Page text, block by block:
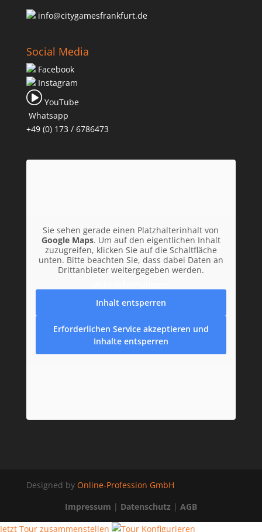
info@citygamesfrankfurt.de
Social Media
Facebook
Instagram
YouTube
Whatsapp
+49 (0) 173 / 6786473
Sie sehen gerade einen Platzhalterinhalt von
Google Maps. Um auf den eigentlichen Inhalt
zuzugreifen, klicken Sie auf die Schaltfläche
unten. Bitte beachten Sie, dass dabei Daten an
Drittanbieter weitergegeben werden.
Inhalt entsperren
Erforderlichen Service akzeptieren und
Inhalte entsperren
Designed by Online-Profession GmbH
Impressum | Datenschutz | AGB
Jetzt Tour zusammenstellen